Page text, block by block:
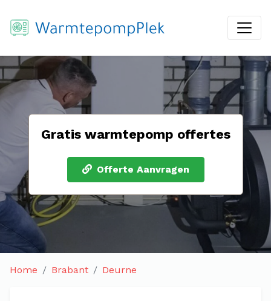
Gratis warmtepomp offertes
Offerte Aanvragen
Home Brabant Deurne